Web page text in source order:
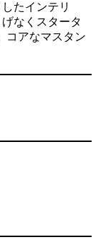
たインテリ
なくスタータ
コアなマスタン